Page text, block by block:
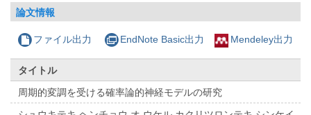
論文情報
ファイル出力 EndNote Basic出力 Mendeley出力
タイトル
周期的変調を受ける確率論的神経モデルの研究